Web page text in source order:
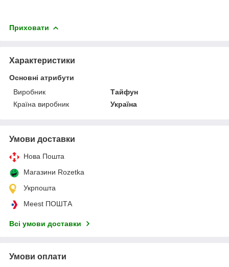
Приховати
Характеристики
Основні атрибути
Виробник
Тайфун
Країна виробник
Україна
Умови доставки
Нова Пошта
Магазини Rozetka
Укрпошта
Meest ПОШТА
Всі умови доставки
Умови оплати